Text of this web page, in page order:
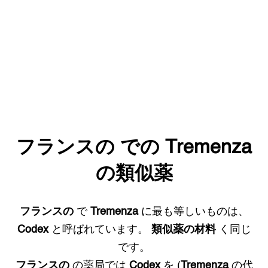
フランスの での Tremenza
の類似薬
フランスので Tremenzaに最も等しいものは、
Codexと呼ばれています。 類似薬の材料 く同じ
です。
フランスのの薬局では Codexを (Tremenzaの代